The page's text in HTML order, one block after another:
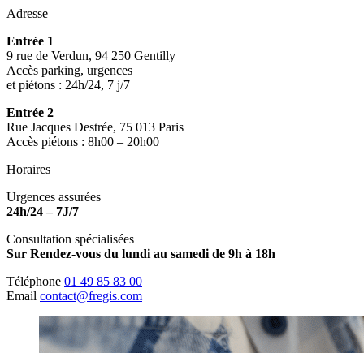
Adresse
Entrée 1
9 rue de Verdun, 94 250 Gentilly
Accès parking, urgences
et piétons : 24h/24, 7 j/7
Entrée 2
Rue Jacques Destrée, 75 013 Paris
Accès piétons : 8h00 – 20h00
Horaires
Urgences assurées
24h/24 – 7J/7
Consultation spécialisées
Sur Rendez-vous du lundi au samedi de 9h à 18h
Téléphone 01 49 85 83 00
Email contact@fregis.com